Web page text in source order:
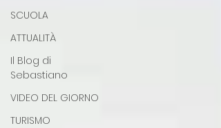
SCUOLA
ATTUALITÀ
Il Blog di
Sebastiano
VIDEO DEL GIORNO
TURISMO